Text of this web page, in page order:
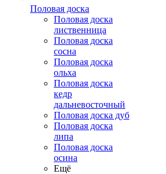
Половая доска
Половая доска
лиственница
Половая доска
сосна
Половая доска
ольха
Половая доска
кедр
дальневосточный
Половая доска дуб
Половая доска
липа
Половая доска
осина
Ещё